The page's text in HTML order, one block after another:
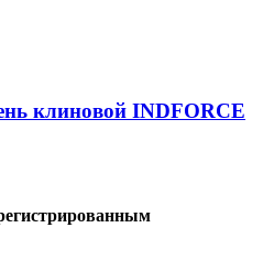
клиновой INDFORCE